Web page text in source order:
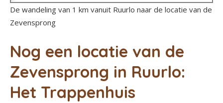
De wandeling van 1 km vanuit Ruurlo naar de locatie van de
Zevensprong
Nog een locatie van de
Zevensprong in Ruurlo:
Het Trappenhuis